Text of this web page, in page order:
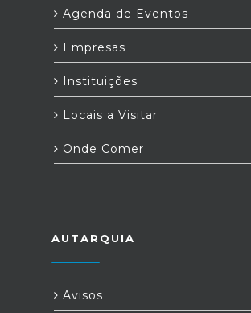
Agenda de Eventos
Empresas
Instituições
Locais a Visitar
Onde Comer
AUTARQUIA
Avisos